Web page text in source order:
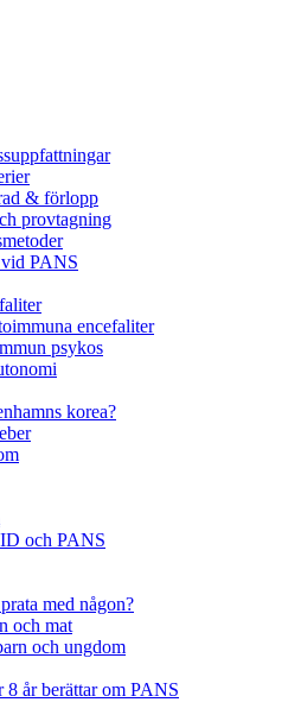
& förlopp
provtagning
PANS
encefaliter
psykos
korea?
och PANS
med någon?
och mat
och ungdom
8 år berättar om PANS